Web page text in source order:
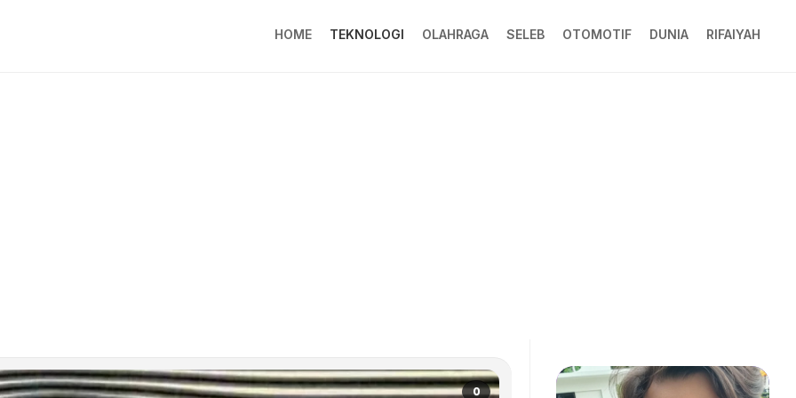
HOME TEKNOLOGI OLAHRAGA SELEB OTOMOTIF DUNIA RIFAIYAH
0